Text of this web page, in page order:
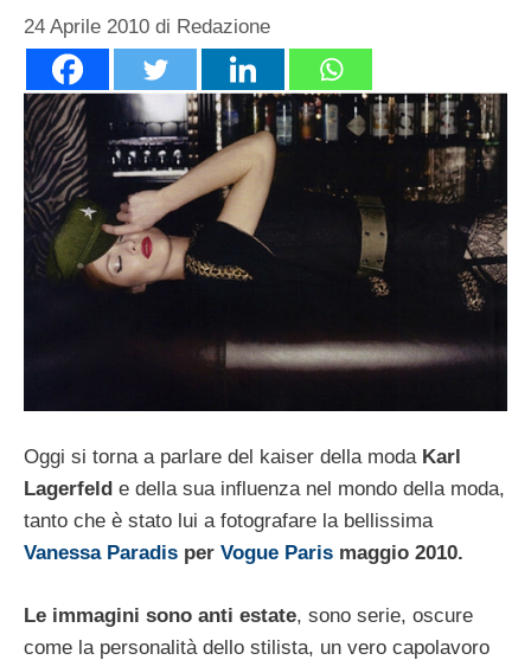
24 Aprile 2010 di Redazione
Oggi si torna a parlare del kaiser della moda Karl
Lagerfeld e della sua influenza nel mondo della moda,
tanto che è stato lui a fotografare la bellissima
Vanessa Paradis per Vogue Paris maggio 2010.
Le immagini sono anti estate, sono serie, oscure
come la personalità dello stilista, un vero capolavoro